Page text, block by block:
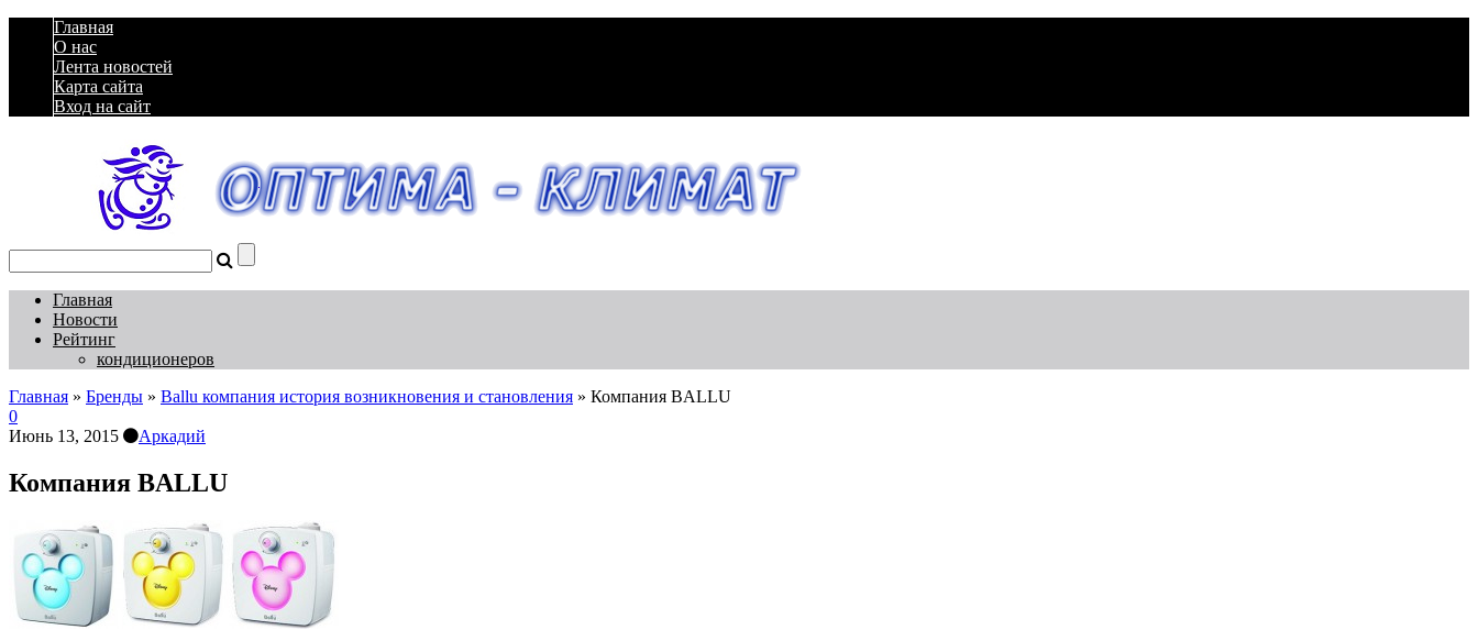
Главная
О нас
Лента новостей
Карта сайта
Вход на сайт
Главная
Новости
Рейтинг
кондиционеров
Главная » Бренды » Ballu компания история возникновения и становления » Компания BALLU
0
Июнь 13, 2015
Аркадий
Компания BALLU